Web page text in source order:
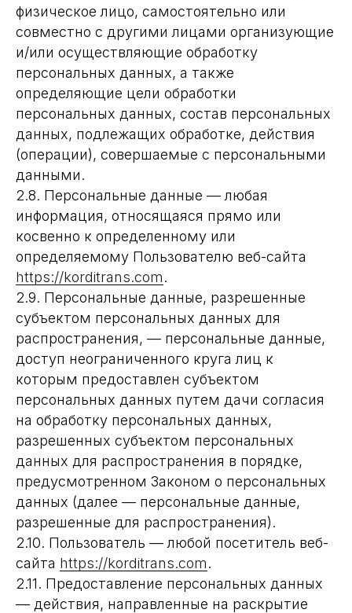
физическое лицо, самостоятельно или
совместно с другими лицами организующие
и/или осуществляющие обработку
персональных данных, а также
определяющие цели обработки
персональных данных, состав персональных
данных, подлежащих обработке, действия
(операции), совершаемые с персональными
данными.
2.8. Персональные данные — любая
информация, относящаяся прямо или
косвенно к определенному или
определяемому Пользователю веб-сайта
https://korditrans.com.
2.9. Персональные данные, разрешенные
субъектом персональных данных для
распространения, — персональные данные,
доступ неограниченного круга лиц к
которым предоставлен субъектом
персональных данных путем дачи согласия
на обработку персональных данных,
разрешенных субъектом персональных
данных для распространения в порядке,
предусмотренном Законом о персональных
данных (далее — персональные данные,
разрешенные для распространения).
2.10. Пользователь — любой посетитель веб-
сайта https://korditrans.com.
2.11. Предоставление персональных данных
— действия, направленные на раскрытие